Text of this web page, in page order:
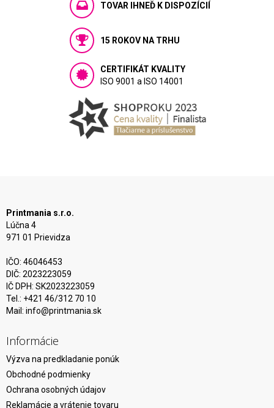
TOVAR IHNEĎ K DISPOZÍCIÍ
15 ROKOV NA TRHU
CERTIFIKÁT KVALITY
ISO 9001 a ISO 14001
Printmania s.r.o.
Lúčna 4
971 01 Prievidza
IČO: 46046453
DIČ: 2023223059
IČ DPH: SK2023223059
Tel.: +421 46/312 70 10
Mail: info@printmania.sk
Informácie
Výzva na predkladanie ponúk
Obchodné podmienky
Ochrana osobných údajov
Reklamácie a vrátenie tovaru